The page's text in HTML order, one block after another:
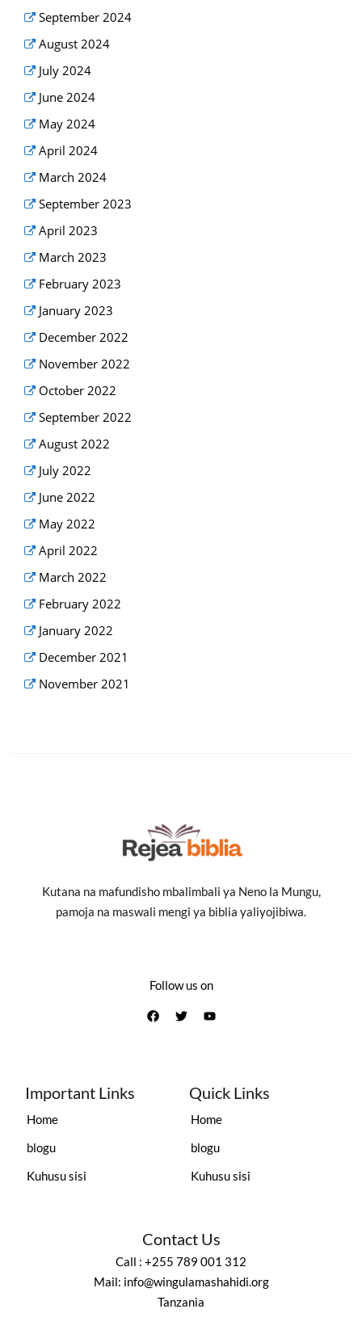
September 2024
August 2024
July 2024
June 2024
May 2024
April 2024
March 2024
September 2023
April 2023
March 2023
February 2023
January 2023
December 2022
November 2022
October 2022
September 2022
August 2022
July 2022
June 2022
May 2022
April 2022
March 2022
February 2022
January 2022
December 2021
November 2021
Kutana na mafundisho mbalimbali ya Neno la Mungu,
pamoja na maswali mengi ya biblia yaliyojibiwa.
Follow us on
Important Links
Home
blogu
Kuhusu sisi
Quick Links
Home
blogu
Kuhusu sisi
Contact Us
Call : +255 789 001 312
Mail: info@wingulamashahidi.org
Tanzania